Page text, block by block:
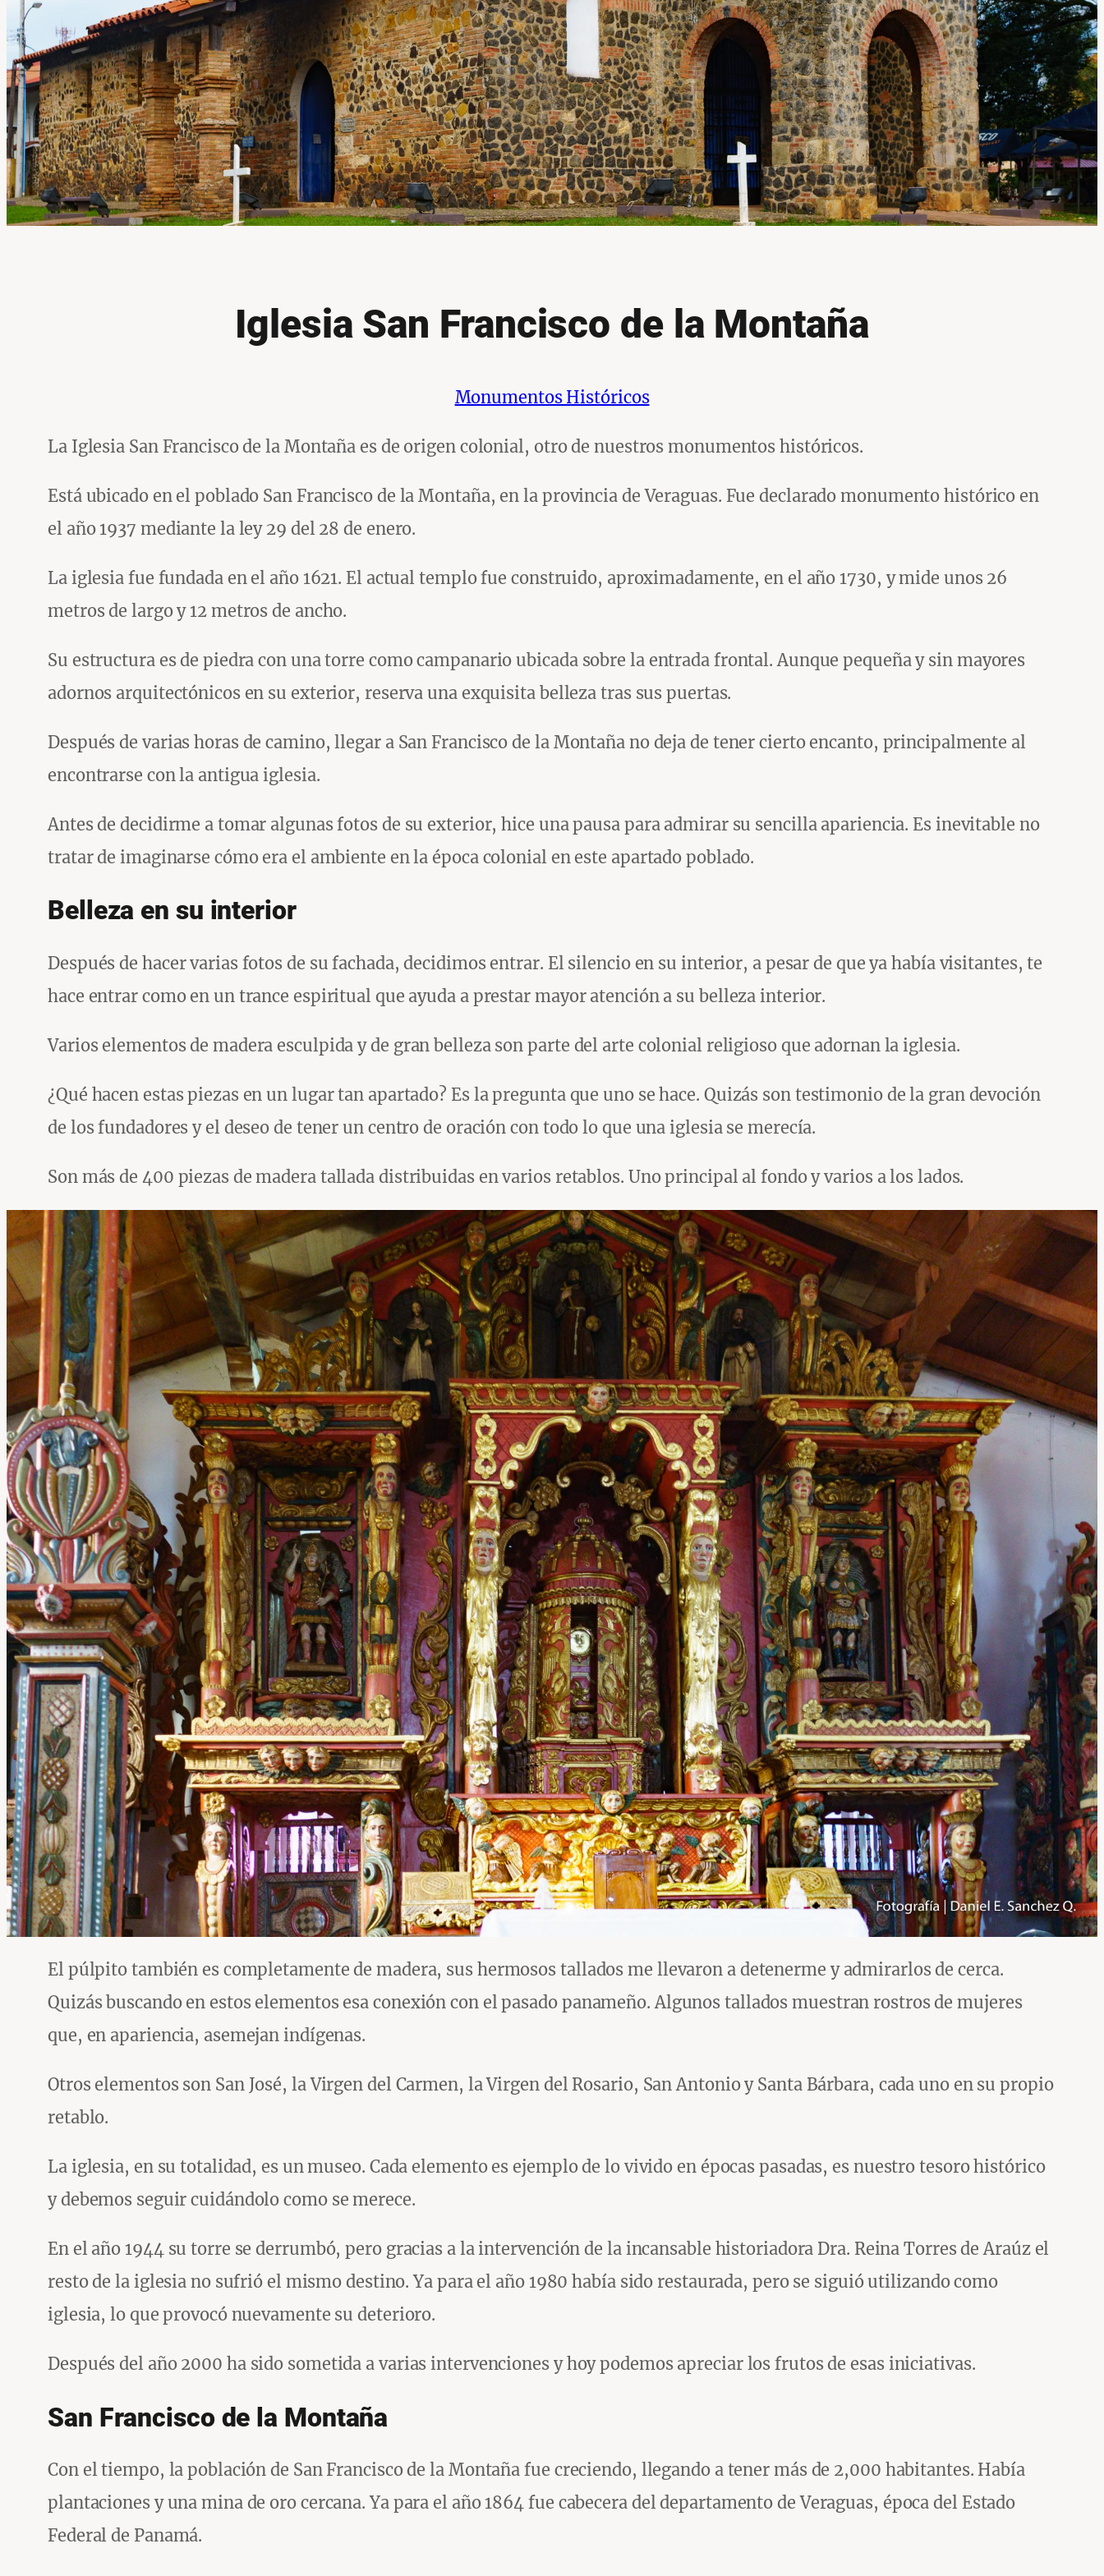
Iglesia San Francisco de la Montaña
Monumentos Históricos
La Iglesia San Francisco de la Montaña es de origen colonial, otro de nuestros monumentos históricos.
Está ubicado en el poblado San Francisco de la Montaña, en la provincia de Veraguas. Fue declarado monumento histórico en
el año 1937 mediante la ley 29 del 28 de enero.
La iglesia fue fundada en el año 1621. El actual templo fue construido, aproximadamente, en el año 1730, y mide unos 26
metros de largo y 12 metros de ancho.
Su estructura es de piedra con una torre como campanario ubicada sobre la entrada frontal. Aunque pequeña y sin mayores
adornos arquitectónicos en su exterior, reserva una exquisita belleza tras sus puertas.
Después de varias horas de camino, llegar a San Francisco de la Montaña no deja de tener cierto encanto, principalmente al
encontrarse con la antigua iglesia.
Antes de decidirme a tomar algunas fotos de su exterior, hice una pausa para admirar su sencilla apariencia. Es inevitable no
tratar de imaginarse cómo era el ambiente en la época colonial en este apartado poblado.
Belleza en su interior
Después de hacer varias fotos de su fachada, decidimos entrar. El silencio en su interior, a pesar de que ya había visitantes, te
hace entrar como en un trance espiritual que ayuda a prestar mayor atención a su belleza interior.
Varios elementos de madera esculpida y de gran belleza son parte del arte colonial religioso que adornan la iglesia.
¿Qué hacen estas piezas en un lugar tan apartado? Es la pregunta que uno se hace. Quizás son testimonio de la gran devoción
de los fundadores y el deseo de tener un centro de oración con todo lo que una iglesia se merecía.
Son más de 400 piezas de madera tallada distribuidas en varios retablos. Uno principal al fondo y varios a los lados.
El púlpito también es completamente de madera, sus hermosos tallados me llevaron a detenerme y admirarlos de cerca.
Quizás buscando en estos elementos esa conexión con el pasado panameño. Algunos tallados muestran rostros de mujeres
que, en apariencia, asemejan indígenas.
Otros elementos son San José, la Virgen del Carmen, la Virgen del Rosario, San Antonio y Santa Bárbara, cada uno en su propio
retablo.
La iglesia, en su totalidad, es un museo. Cada elemento es ejemplo de lo vivido en épocas pasadas, es nuestro tesoro histórico
y debemos seguir cuidándolo como se merece.
En el año 1944 su torre se derrumbó, pero gracias a la intervención de la incansable historiadora Dra. Reina Torres de Araúz el
resto de la iglesia no sufrió el mismo destino. Ya para el año 1980 había sido restaurada, pero se siguió utilizando como
iglesia, lo que provocó nuevamente su deterioro.
Después del año 2000 ha sido sometida a varias intervenciones y hoy podemos apreciar los frutos de esas iniciativas.
San Francisco de la Montaña
Con el tiempo, la población de San Francisco de la Montaña fue creciendo, llegando a tener más de 2,000 habitantes. Había
plantaciones y una mina de oro cercana. Ya para el año 1864 fue cabecera del departamento de Veraguas, época del Estado
Federal de Panamá.